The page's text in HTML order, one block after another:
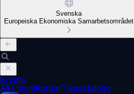
Svenska
Europeiska Ekonomiska Samarbetsområdet
Krypto
Alla myntKorgarTjänaStaking